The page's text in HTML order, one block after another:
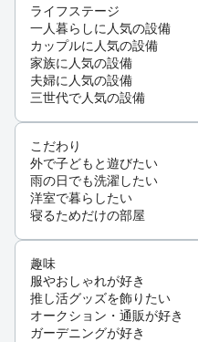
ライフステージ
一人暮らしに人気の設備
カップルに人気の設備
家族に人気の設備
夫婦に人気の設備
三世代で人気の設備
こだわり
外で子どもと遊びたい
雨の日でも洗濯したい
洋室で暮らしたい
寝るためだけの部屋
趣味
服やおしゃれが好き
推し活グッズを飾りたい
オークション・通販が好き
ガーデニングが好き